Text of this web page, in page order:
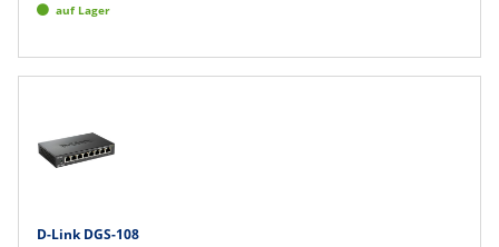
auf Lager
D-Link DGS-108